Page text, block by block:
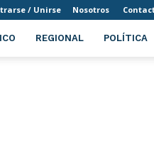
/ Unirse Nosotros
REGIONAL POLÍTICA